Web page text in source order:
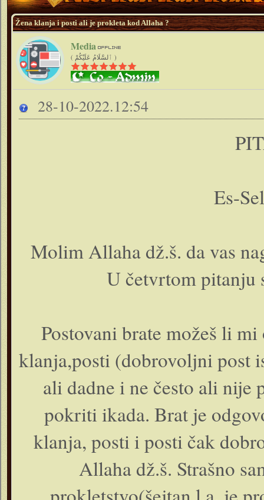
Žena klanja i posti ali je prokleta kod Allaha ?
Media
( ٱلسَّلَامُ عَلَيْكُمْ )
28-10-2022.12:54
Es-
Molim Allaha dž.š. da vas
U četvrtom pitanju
Postovani brate možeš li
klanja,posti (dobrovoljni post
ali dadne i ne često ali nije
pokriti ikada. Brat je
klanja, posti i posti čak
Allaha dž.š. Strašno